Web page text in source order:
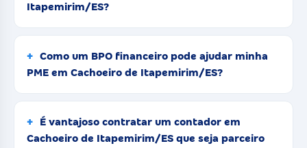
Itapemirim/ES?
Como um BPO financeiro pode ajudar minha
PME em Cachoeiro de Itapemirim/ES?
É vantajoso contratar um contador em
Cachoeiro de Itapemirim/ES que seja parceiro